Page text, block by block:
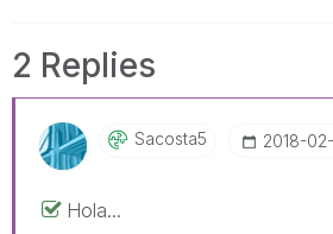
2 Replies
Sacosta5 ‎2018-
Hola...